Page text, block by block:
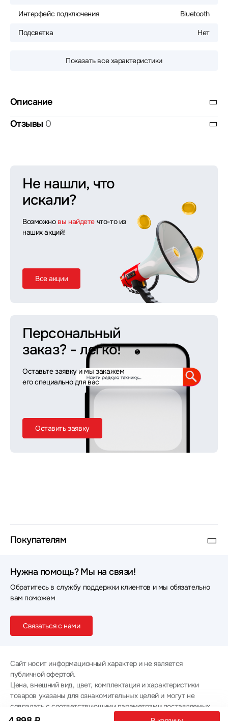
Интерфейс подключения Bluetooth
Подсветка Нет
Показать все характеристики
Описание
Отзывы 0
Не нашли, что
искали?
Возможно вы найдете что-то из
наших акций!
Все акции
Персональный
заказ? - легко!
Оставьте заявку и мы закажем
его специально для вас
Оставить заявку
Покупателям
Нужна помощь? Мы на связи!
Обратитесь в службу поддержки клиентов и мы обязательно
вам поможем
Связаться с нами
Сайт носит информационный характер и не является
публичной офертой.
Цена, внешний вид, цвет, комплектация и характеристики
товаров указаны для ознакомительных целей и могут не
совпадать с соответствующими параметрами поставляемых
товаров - уточняйте информацию у менеджера при